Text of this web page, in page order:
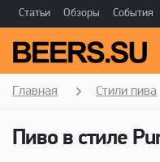
Статьи Обзоры События
Главная Стили пива
Пиво в стиле